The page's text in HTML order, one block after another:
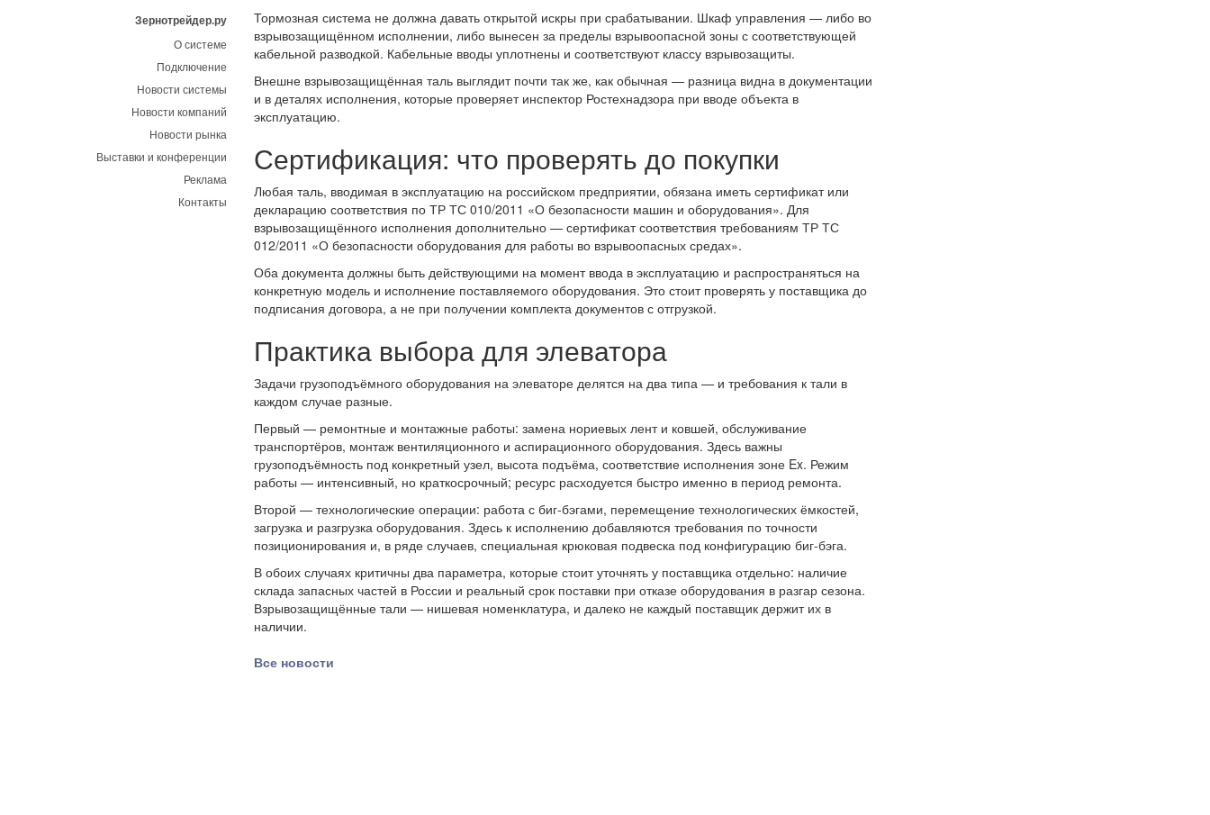
Зернотрейдер.ру
О системе
Подключение
Новости системы
Новости компаний
Новости рынка
Выставки и конференции
Реклама
Контакты
Тормозная система не должна давать открытой искры при срабатывании. Шкаф управления — либо во
взрывозащищённом исполнении, либо вынесен за пределы взрывоопасной зоны с соответствующей
кабельной разводкой. Кабельные вводы уплотнены и соответствуют классу взрывозащиты.
Внешне взрывозащищённая таль выглядит почти так же, как обычная — разница видна в документации
и в деталях исполнения, которые проверяет инспектор Ростехнадзора при вводе объекта в
эксплуатацию.
Сертификация: что проверять до покупки
Любая таль, вводимая в эксплуатацию на российском предприятии, обязана иметь сертификат или
декларацию соответствия по ТР ТС 010/2011 «О безопасности машин и оборудования». Для
взрывозащищённого исполнения дополнительно — сертификат соответствия требованиям ТР ТС
012/2011 «О безопасности оборудования для работы во взрывоопасных средах».
Оба документа должны быть действующими на момент ввода в эксплуатацию и распространяться на
конкретную модель и исполнение поставляемого оборудования. Это стоит проверять у поставщика до
подписания договора, а не при получении комплекта документов с отгрузкой.
Практика выбора для элеватора
Задачи грузоподъёмного оборудования на элеваторе делятся на два типа — и требования к тали в
каждом случае разные.
Первый — ремонтные и монтажные работы: замена нориевых лент и ковшей, обслуживание
транспортёров, монтаж вентиляционного и аспирационного оборудования. Здесь важны
грузоподъёмность под конкретный узел, высота подъёма, соответствие исполнения зоне Ex. Режим
работы — интенсивный, но краткосрочный; ресурс расходуется быстро именно в период ремонта.
Второй — технологические операции: работа с биг-бэгами, перемещение технологических ёмкостей,
загрузка и разгрузка оборудования. Здесь к исполнению добавляются требования по точности
позиционирования и, в ряде случаев, специальная крюковая подвеска под конфигурацию биг-бэга.
В обоих случаях критичны два параметра, которые стоит уточнять у поставщика отдельно: наличие
склада запасных частей в России и реальный срок поставки при отказе оборудования в разгар сезона.
Взрывозащищённые тали — нишевая номенклатура, и далеко не каждый поставщик держит их в
наличии.
Все новости